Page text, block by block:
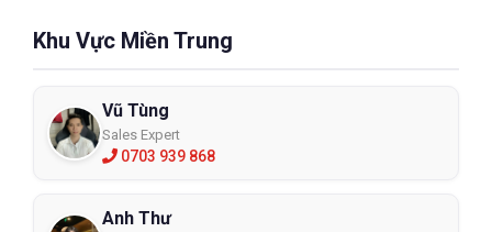
Khu Vực Miền Trung
Vũ Tùng
Sales Expert
0703 939 868
Anh Thư